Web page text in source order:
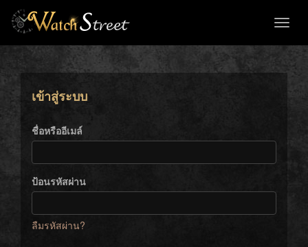
เข้าสู่ระบบ
ชื่อหรืออีเมล์
ป้อนรหัสผ่าน
ลืมรหัสผ่าน?